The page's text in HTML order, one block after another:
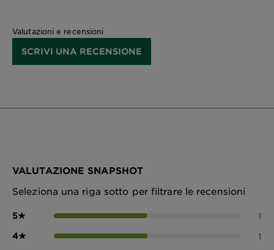
Valutazioni e recensioni
SCRIVI UNA RECENSIONE
VALUTAZIONE SNAPSHOT
Seleziona una riga sotto per filtrare le recensioni
5★ 1
4★ 1